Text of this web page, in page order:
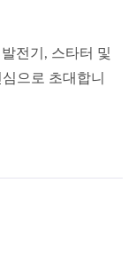
전기, 스타터 및
으로 초대합니